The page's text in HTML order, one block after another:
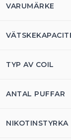
VARUMÄRKE
TYP AV COIL
ANTAL PUFFAR
NIKOTINSTYRKA